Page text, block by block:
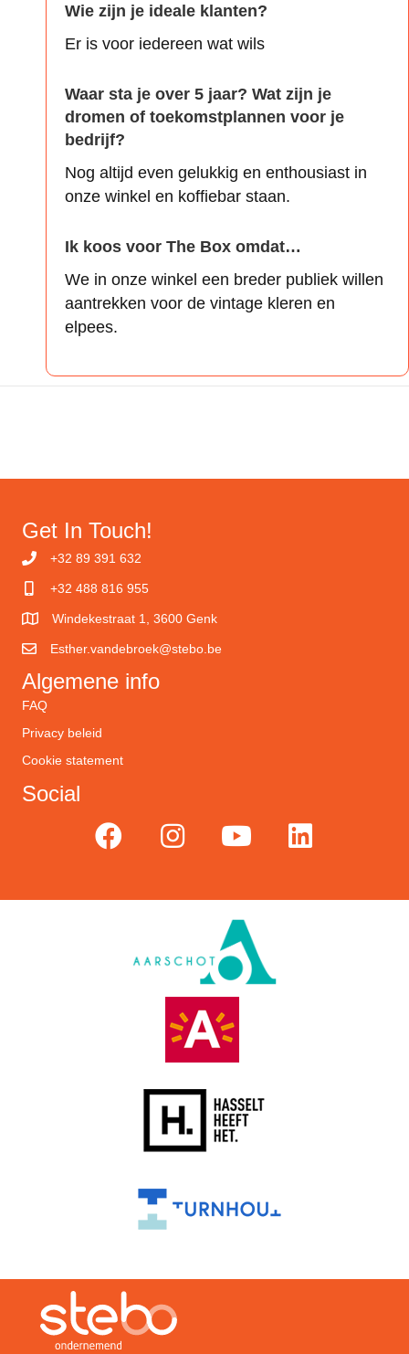
Wie zijn je ideale klanten?
Er is voor iedereen wat wils
Waar sta je over 5 jaar? Wat zijn je
dromen of toekomstplannen voor je
bedrijf?
Nog altijd even gelukkig en enthousiast in
onze winkel en koffiebar staan.
Ik koos voor The Box omdat…
We in onze winkel een breder publiek willen
aantrekken voor de vintage kleren en
elpees.
Get In Touch!
+32 89 391 632
+32 488 816 955
Windekestraat 1, 3600 Genk
Esther.vandebroek@stebo.be
Algemene info
FAQ
Privacy beleid
Cookie statement
Social